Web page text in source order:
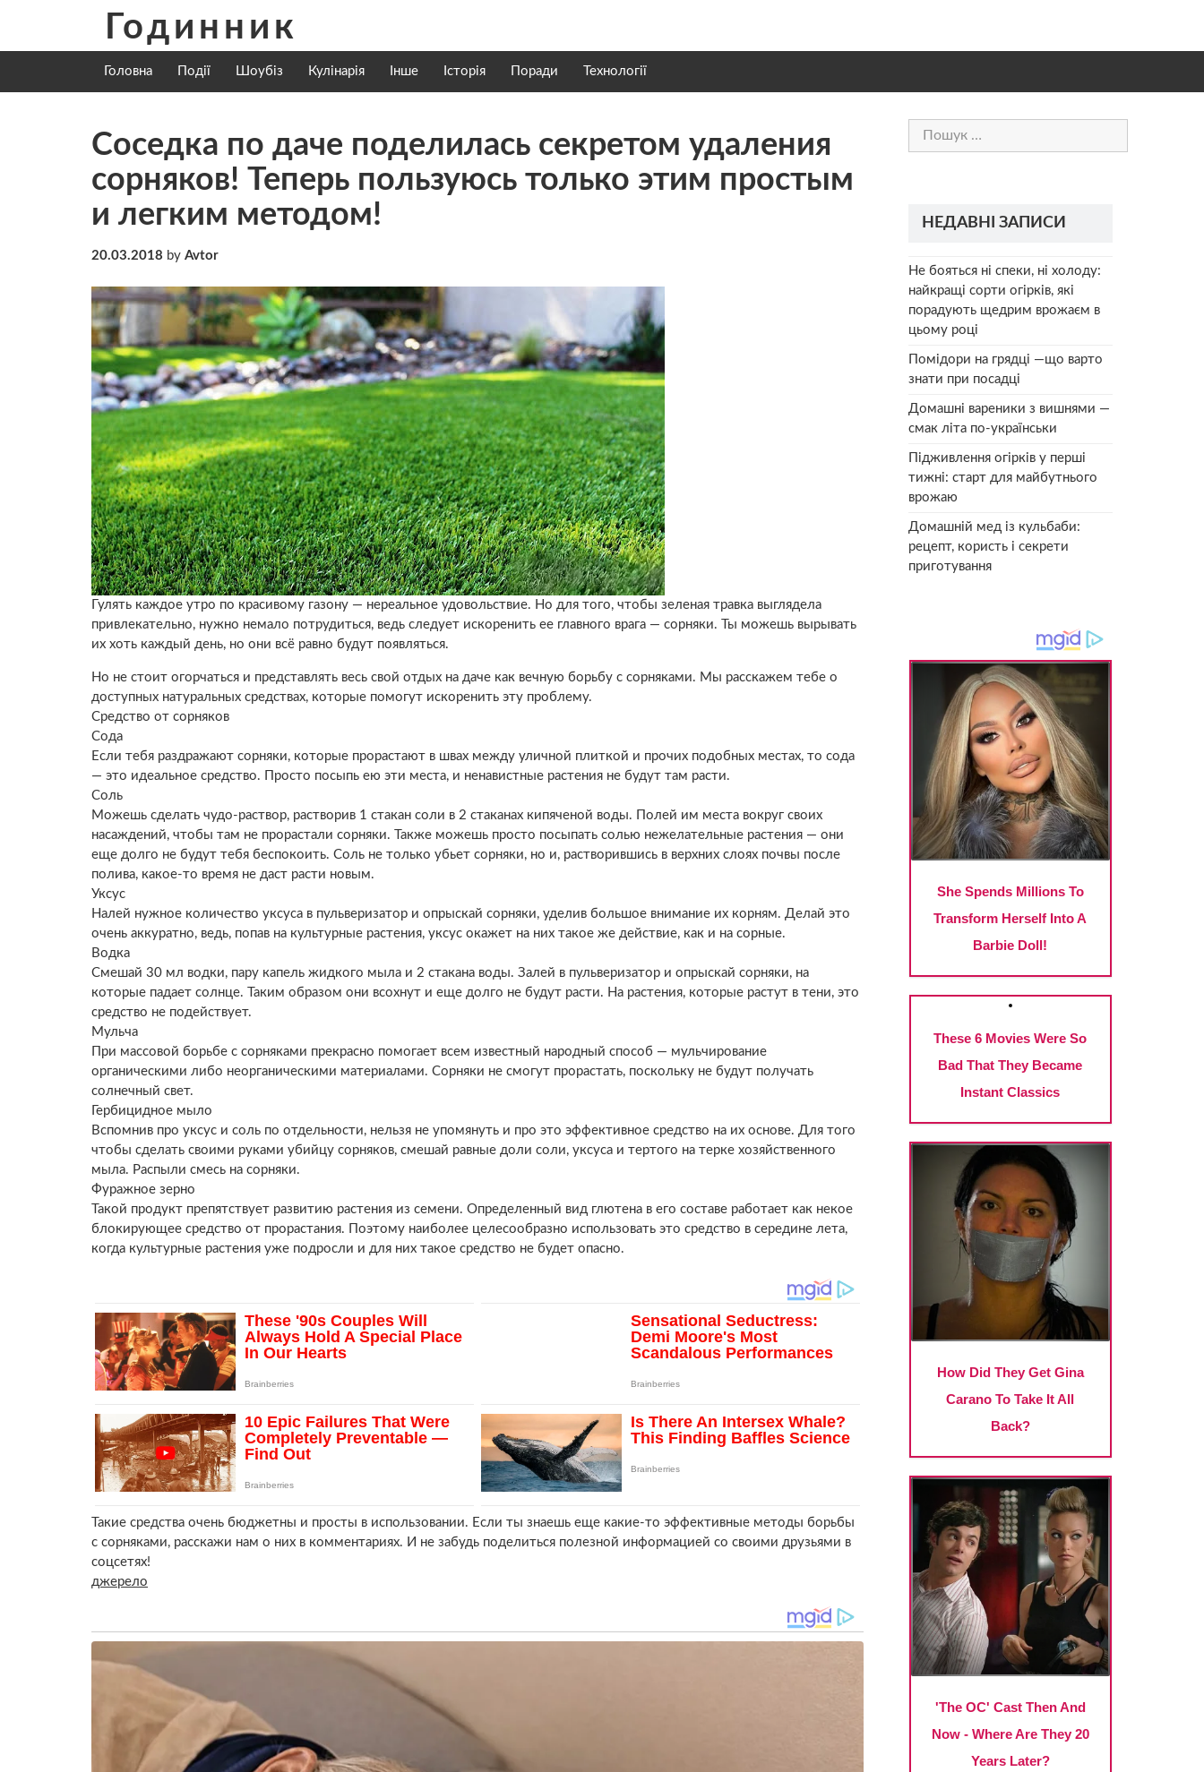
content
Годинник
Головна Події Шоубіз Кулінарія Інше Історія Поради Технології
Соседка по даче поделилась секретом удаления
сорняков! Теперь пользуюсь только этим простым
и легким методом!
20.03.2018 by Avtor
Гулять каждое утро по красивому газону — нереальное удовольствие. Но для того, чтобы зеленая травка выглядела
привлекательно, нужно немало потрудиться, ведь следует искоренить ее главного врага — сорняки. Ты можешь вырывать
их хоть каждый день, но они всё равно будут появляться.
Но не стоит огорчаться и представлять весь свой отдых на даче как вечную борьбу с сорняками. Мы расскажем тебе о
доступных натуральных средствах, которые помогут искоренить эту проблему.
Средство от сорняков
Сода
Если тебя раздражают сорняки, которые прорастают в швах между уличной плиткой и прочих подобных местах, то сода
— это идеальное средство. Просто посыпь ею эти места, и ненавистные растения не будут там расти.
Соль
Можешь сделать чудо-раствор, растворив 1 стакан соли в 2 стаканах кипяченой воды. Полей им места вокруг своих
насаждений, чтобы там не прорастали сорняки. Также можешь просто посыпать солью нежелательные растения — они
еще долго не будут тебя беспокоить. Соль не только убьет сорняки, но и, растворившись в верхних слоях почвы после
полива, какое-то время не даст расти новым.
Уксус
Налей нужное количество уксуса в пульверизатор и опрыскай сорняки, уделив большое внимание их корням. Делай это
очень аккуратно, ведь, попав на культурные растения, уксус окажет на них такое же действие, как и на сорные.
Водка
Смешай 30 мл водки, пару капель жидкого мыла и 2 стакана воды. Залей в пульверизатор и опрыскай сорняки, на
которые падает солнце. Таким образом они всохнут и еще долго не будут расти. На растения, которые растут в тени, это
средство не подействует.
Мульча
При массовой борьбе с сорняками прекрасно помогает всем известный народный способ — мульчирование
органическими либо неорганическими материалами. Сорняки не смогут прорастать, поскольку не будут получать
солнечный свет.
Гербицидное мыло
Вспомнив про уксус и соль по отдельности, нельзя не упомянуть и про это эффективное средство на их основе. Для того
чтобы сделать своими руками убийцу сорняков, смешай равные доли соли, уксуса и тертого на терке хозяйственного
мыла. Распыли смесь на сорняки.
Фуражное зерно
Такой продукт препятствует развитию растения из семени. Определенный вид глютена в его составе работает как некое
блокирующее средство от прорастания. Поэтому наиболее целесообразно использовать это средство в середине лета,
когда культурные растения уже подросли и для них такое средство не будет опасно.
Такие средства очень бюджетны и просты в использовании. Если ты знаешь еще какие-то эффективные методы борьбы
с сорняками, расскажи нам о них в комментариях. И не забудь поделиться полезной информацией со своими друзьями в
соцсетях!
джерело
Пошук:
НЕДАВНІ ЗАПИСИ
Не бояться ні спеки, ні холоду:
найкращі сорти огірків, які
порадують щедрим врожаєм в
цьому році
Помідори на грядці —що варто
знати при посадці
Домашні вареники з вишнями —
смак літа по-українськи
Підживлення огірків у перші
тижні: старт для майбутнього
врожаю
Домашній мед із кульбаби:
рецепт, користь і секрети
приготування